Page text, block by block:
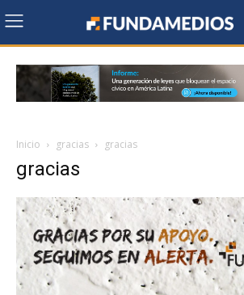
Inicio gracias gracias
gracias